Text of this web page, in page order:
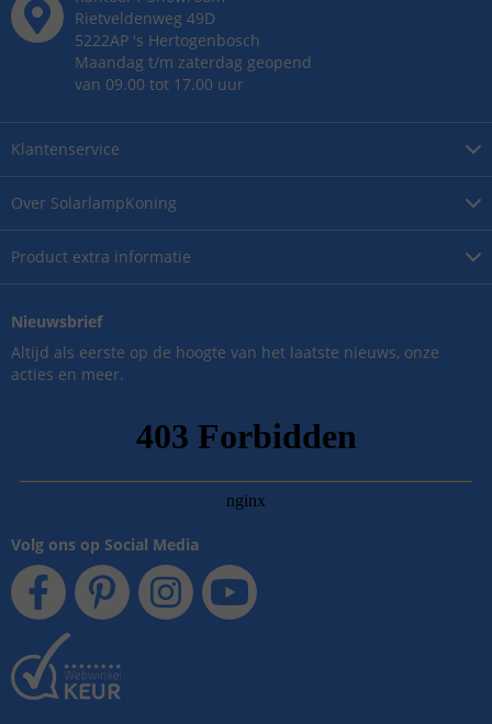
Over SolarlampKoning
Product extra informatie
Klantenservice
Rietveldenweg 49D
5222AP 's Hertogenbosch
Maandag t/m zaterdag geopend
van 09.00 tot 17.00 uur
Nieuwsbrief
Altijd als eerste op de hoogte van het laatste nieuws, onze
acties en meer.
Volg ons op Social Media